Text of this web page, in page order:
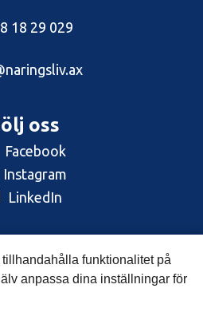
18 29 029
oss
Facebook
Instagram
LinkedIn
funktionalitet på
anpassa dina inställningar för